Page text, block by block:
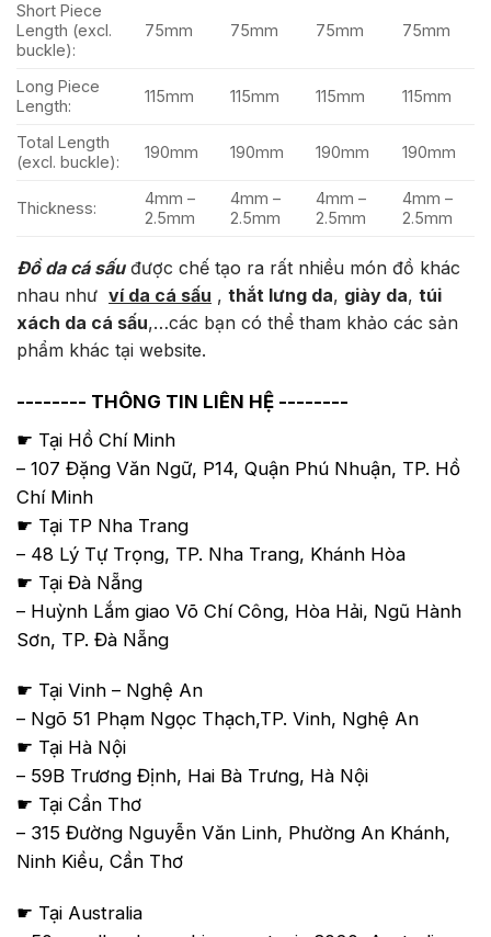
Short Piece
Length (excl.
buckle):
75mm 75mm 75mm 75mm
Long Piece
Length:
115mm 115mm 115mm 115mm
Total Length
(excl. buckle):
190mm 190mm 190mm 190mm
Thickness:
4mm –
2.5mm
4mm –
2.5mm
4mm –
2.5mm
4mm –
2.5mm
Đồ da cá sấuđược chế tạo ra rất nhiều món đồ khác
nhau như ví da cá sấu , thắt lưng da, giày da, túi
xách da cá sấu,…các bạn có thể tham khảo các sản
phẩm khác tại website.
-------- THÔNG TIN LIÊN HỆ --------
☛ Tại Hồ Chí Minh
– 107 Đặng Văn Ngữ, P14, Quận Phú Nhuận, TP. Hồ
Chí Minh
☛ Tại TP Nha Trang
– 48 Lý Tự Trọng, TP. Nha Trang, Khánh Hòa
☛ Tại Đà Nẵng
– Huỳnh Lắm giao Võ Chí Công, Hòa Hải, Ngũ Hành
Sơn, TP. Đà Nẵng
☛ Tại Vinh – Nghệ An
– Ngõ 51 Phạm Ngọc Thạch,TP. Vinh, Nghệ An
☛ Tại Hà Nội
– 59B Trương Định, Hai Bà Trưng, Hà Nội
☛ Tại Cần Thơ
– 315 Đường Nguyễn Văn Linh, Phường An Khánh,
Ninh Kiều, Cần Thơ
☛ Tại Australia